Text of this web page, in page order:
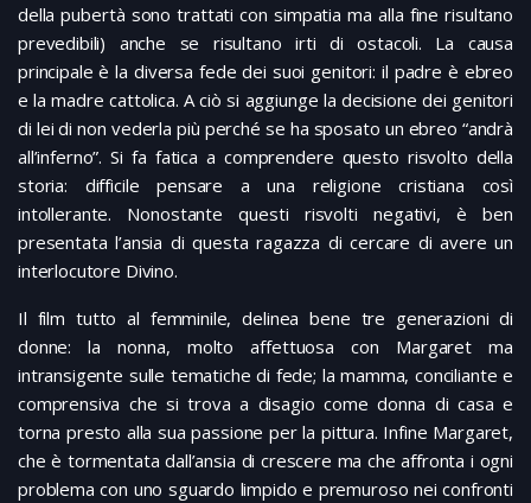
della pubertà sono trattati con simpatia ma alla fine risultano
prevedibili) anche se risultano irti di ostacoli. La causa
principale è la diversa fede dei suoi genitori: il padre è ebreo
e la madre cattolica. A ciò si aggiunge la decisione dei genitori
di lei di non vederla più perché se ha sposato un ebreo “andrà
all’inferno”. Si fa fatica a comprendere questo risvolto della
storia: difficile pensare a una religione cristiana così
intollerante. Nonostante questi risvolti negativi, è ben
presentata l’ansia di questa ragazza di cercare di avere un
interlocutore Divino.
Il film tutto al femminile, delinea bene tre generazioni di
donne: la nonna, molto affettuosa con Margaret ma
intransigente sulle tematiche di fede; la mamma, conciliante e
comprensiva che si trova a disagio come donna di casa e
torna presto alla sua passione per la pittura. Infine Margaret,
che è tormentata dall’ansia di crescere ma che affronta i ogni
problema con uno sguardo limpido e premuroso nei confronti